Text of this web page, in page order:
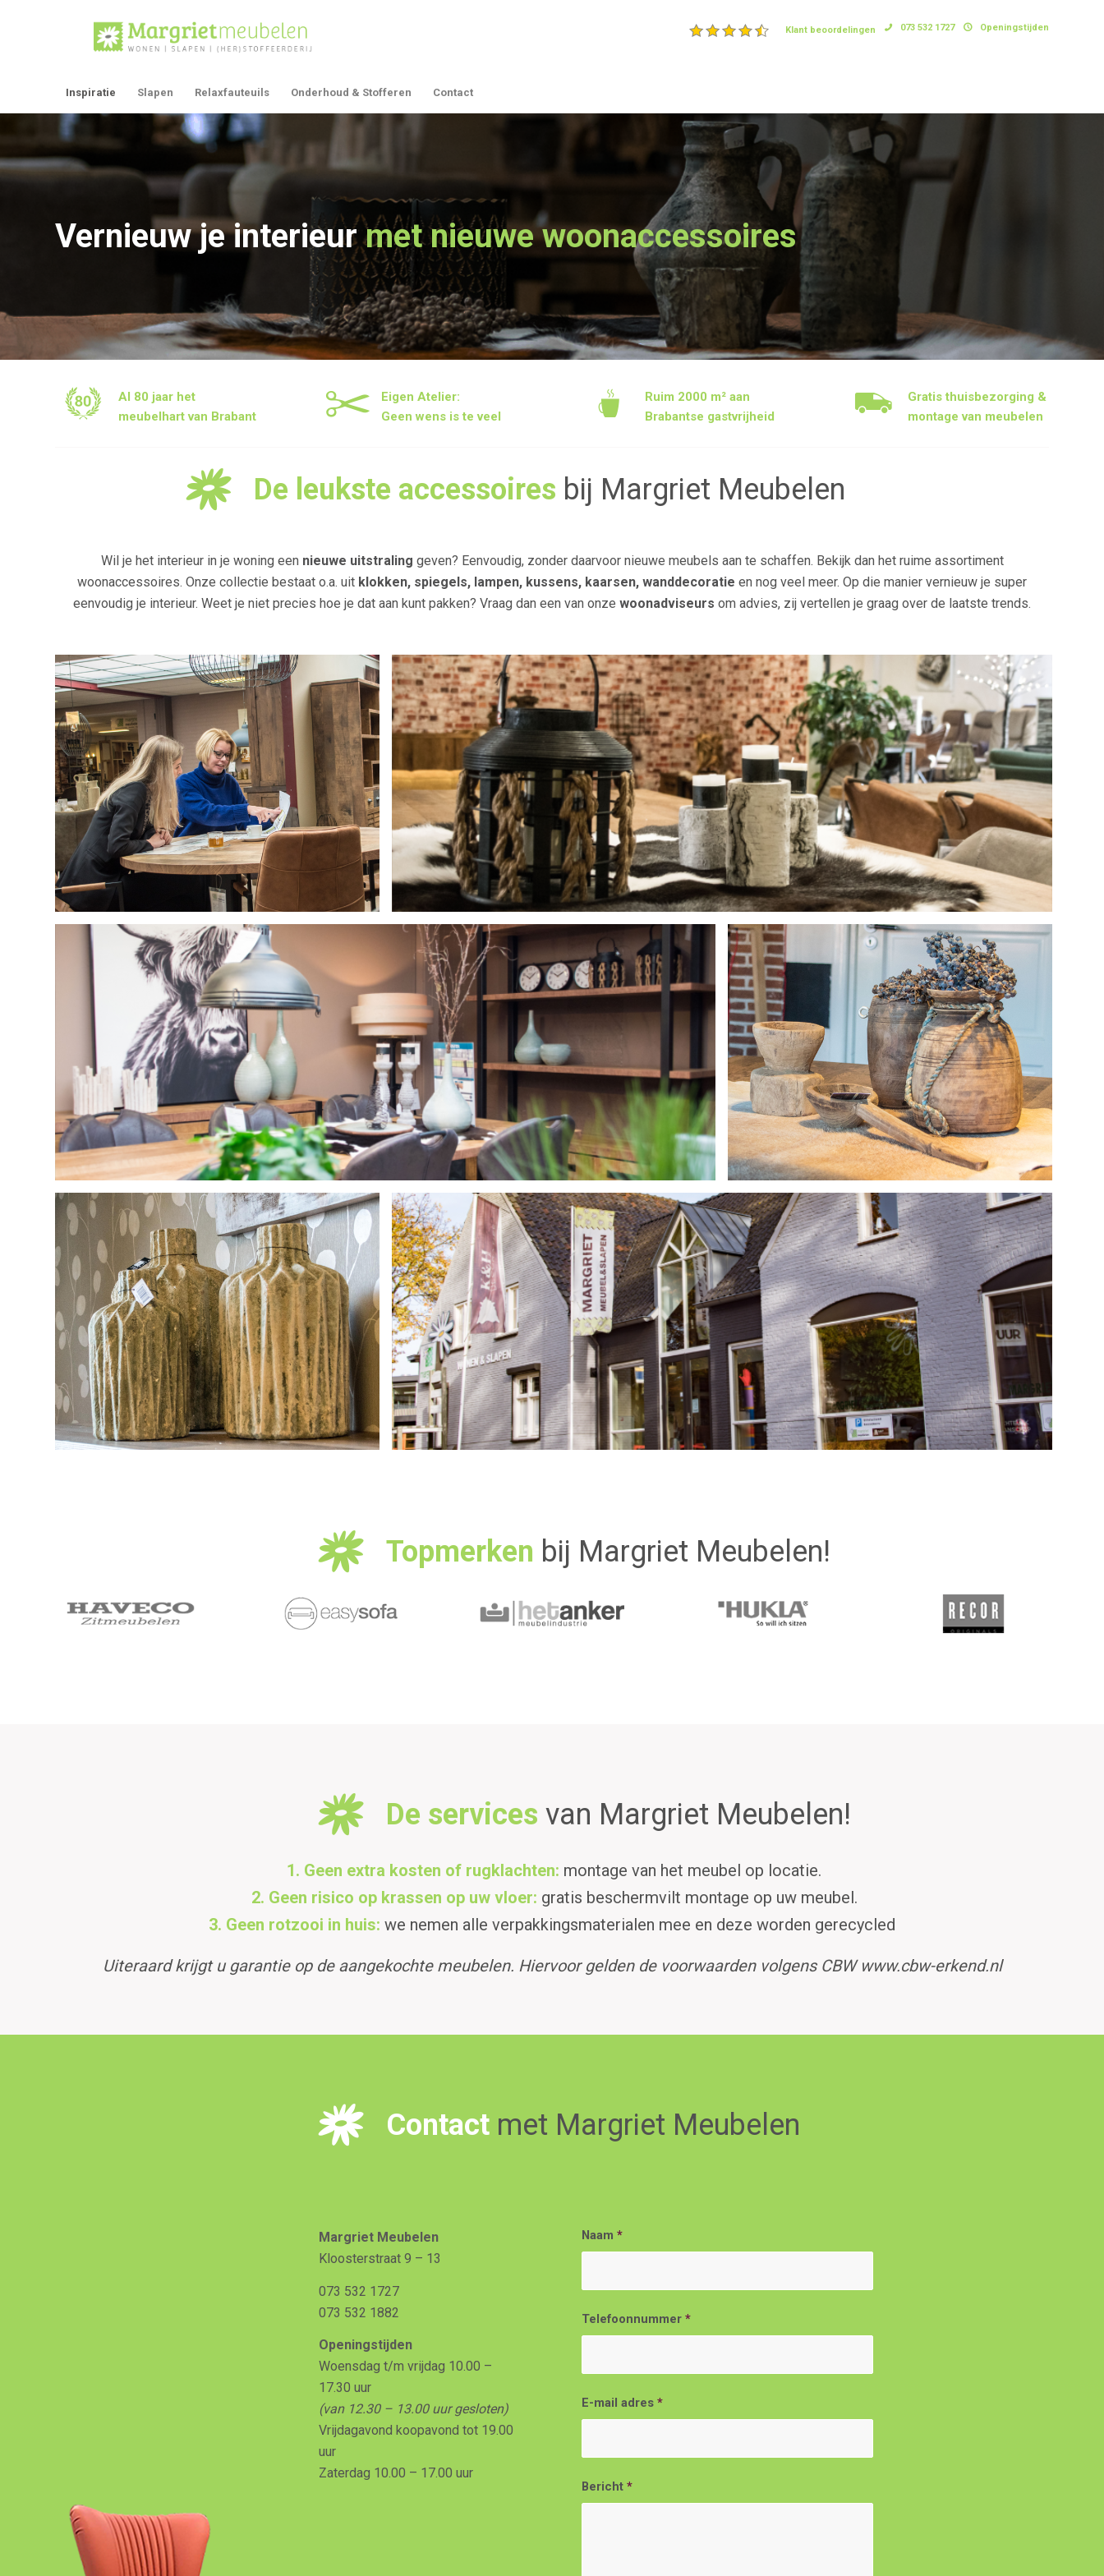
Klant beoordelingen 073 532 1727 Openingstijden
Inspiratie Slapen Relaxfauteuils Onderhoud & Stofferen Contact
Vernieuw je interieurmet nieuwe woonaccessoires
Al 80 jaar het
meubelhart van Brabant
Eigen Atelier:
Geen wens is te veel
Ruim 2000 m² aan
Brabantse gastvrijheid
Gratis thuisbezorging &
montage van meubelen
De leukste accessoires bij Margriet Meubelen
Wil je het interieur in je woning een nieuwe uitstraling geven? Eenvoudig, zonder daarvoor nieuwe meubels aan te schaffen. Bekijk dan het ruime assortiment
woonaccessoires. Onze collectie bestaat o.a. uit klokken, spiegels, lampen, kussens, kaarsen, wanddecoratie en nog veel meer. Op die manier vernieuw je super
eenvoudig je interieur. Weet je niet precies hoe je dat aan kunt pakken? Vraag dan een van onze woonadviseurs om advies, zij vertellen je graag over de laatste trends.
Topmerken bij Margriet Meubelen!
De services van Margriet Meubelen!
1. Geen extra kosten of rugklachten: montage van het meubel op locatie.
2. Geen risico op krassen op uw vloer: gratis beschermvilt montage op uw meubel.
3. Geen rotzooi in huis: we nemen alle verpakkingsmaterialen mee en deze worden gerecycled
Uiteraard krijgt u garantie op de aangekochte meubelen. Hiervoor gelden de voorwaarden volgens CBW www.cbw-erkend.nl
Contactmet Margriet Meubelen
Margriet Meubelen
Kloosterstraat 9 – 13
073 532 1727
073 532 1882
Openingstijden
Woensdag t/m vrijdag 10.00 –
17.30 uur
(van 12.30 – 13.00 uur gesloten)
Vrijdagavond koopavond tot 19.00
uur
Zaterdag 10.00 – 17.00 uur
Naam*
Telefoonnummer*
E-mail adres*
Bericht*